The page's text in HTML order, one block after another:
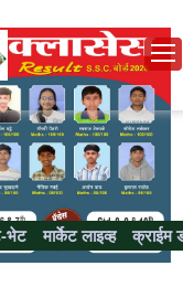
भेट मार्केट लाइव्ह क्राईम